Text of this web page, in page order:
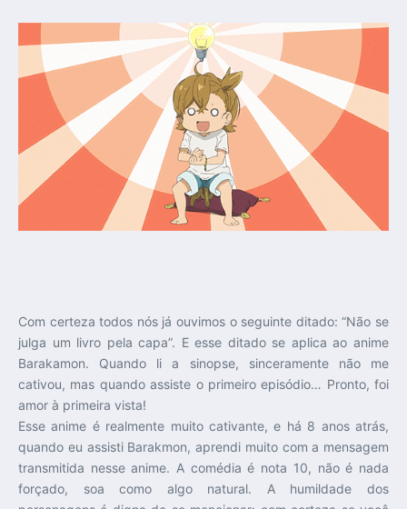
Com certeza todos nós já ouvimos o seguinte ditado: “Não se
julga um livro pela capa”. E esse ditado se aplica ao anime
Barakamon. Quando li a sinopse, sinceramente não me
cativou, mas quando assiste o primeiro episódio… Pronto, foi
amor à primeira vista!
Esse anime é realmente muito cativante, e há 8 anos atrás,
quando eu assisti Barakmon, aprendi muito com a mensagem
transmitida nesse anime. A comédia é nota 10, não é nada
forçado, soa como algo natural. A humildade dos